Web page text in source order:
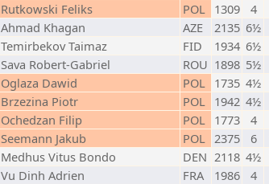
Rutkowski Feliks POL 1309 4
Ahmad Khagan AZE 2135 6½
Temirbekov Taimaz FID 1934 6½
Sava Robert-Gabriel ROU 1898 5½
Oglaza Dawid POL 1735 4½
Brzezina Piotr POL 1942 4½
Ochedzan Filip POL 1773 4
Seemann Jakub POL 2375 6
Medhus Vitus Bondo DEN 2118 4½
Vu Dinh Adrien FRA 1986 4